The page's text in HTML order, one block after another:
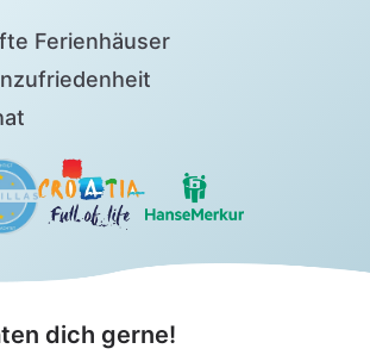
Ferienhäuser
dich gerne!